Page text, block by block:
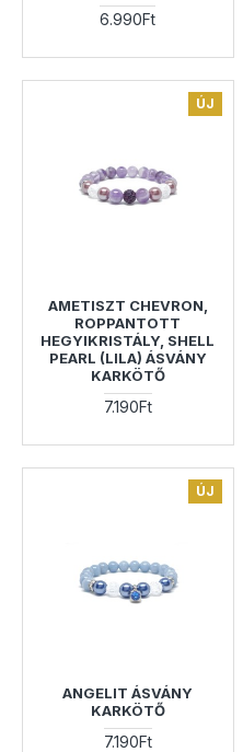
6.990Ft
ÚJ
AMETISZT CHEVRON,
ROPPANTOTT
HEGYIKRISTÁLY, SHELL
PEARL (LILA) ÁSVÁNY
KARKÖTŐ
7.190Ft
ÚJ
ANGELIT ÁSVÁNY
KARKÖTŐ
7.190Ft